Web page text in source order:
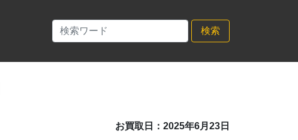
検索
お買取日：2025年6月23日